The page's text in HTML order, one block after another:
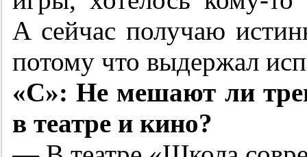
А сейчас получаю
потому что выдержал
«С»: Не мешают ли
в театре и кино?